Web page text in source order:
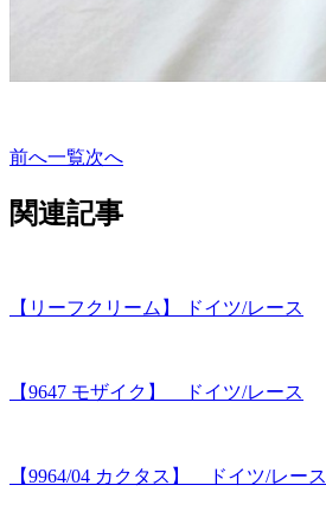
前へ一覧次へ
関連記事
【リーフクリーム】 ドイツ/レース
【9647 モザイク】 ドイツ/レース
【9964/04 カクタス】 ドイツ/レース